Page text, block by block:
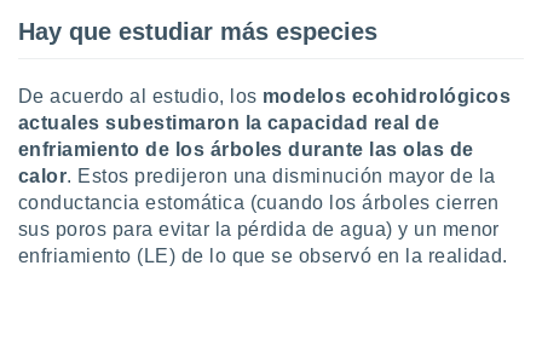
de
1199
Hay que estudiar más especies
De acuerdo al estudio, los modelos ecohidrológicos
actuales subestimaron la capacidad real de
enfriamiento de los árboles durante las olas de
calor. Estos predijeron una disminución mayor de la
conductancia estomática (cuando los árboles cierren
sus poros para evitar la pérdida de agua) y un menor
enfriamiento (LE) de lo que se observó en la realidad.